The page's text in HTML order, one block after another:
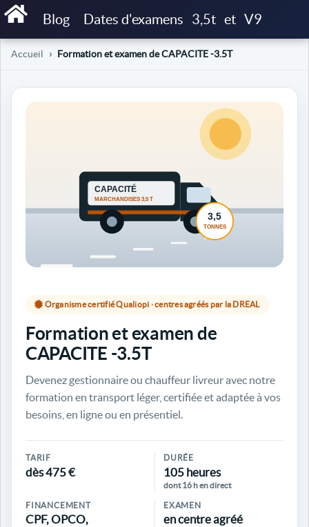
Blog Dates d'examens 3,5t et V9
Accueil Formation et examen de CAPACITE -3.5T
Organisme certifié Qualiopi · centres agréés par la DREAL
Formation et examen de
CAPACITE -3.5T
Devenez gestionnaire ou chauffeur livreur avec notre
formation en transport léger, certifiée et adaptée à vos
besoins, en ligne ou en présentiel.
TARIF
dès 475 €
DURÉE
105 heures
dont 16 h en direct
FINANCEMENT
CPF, OPCO,
EXAMEN
en centre agréé